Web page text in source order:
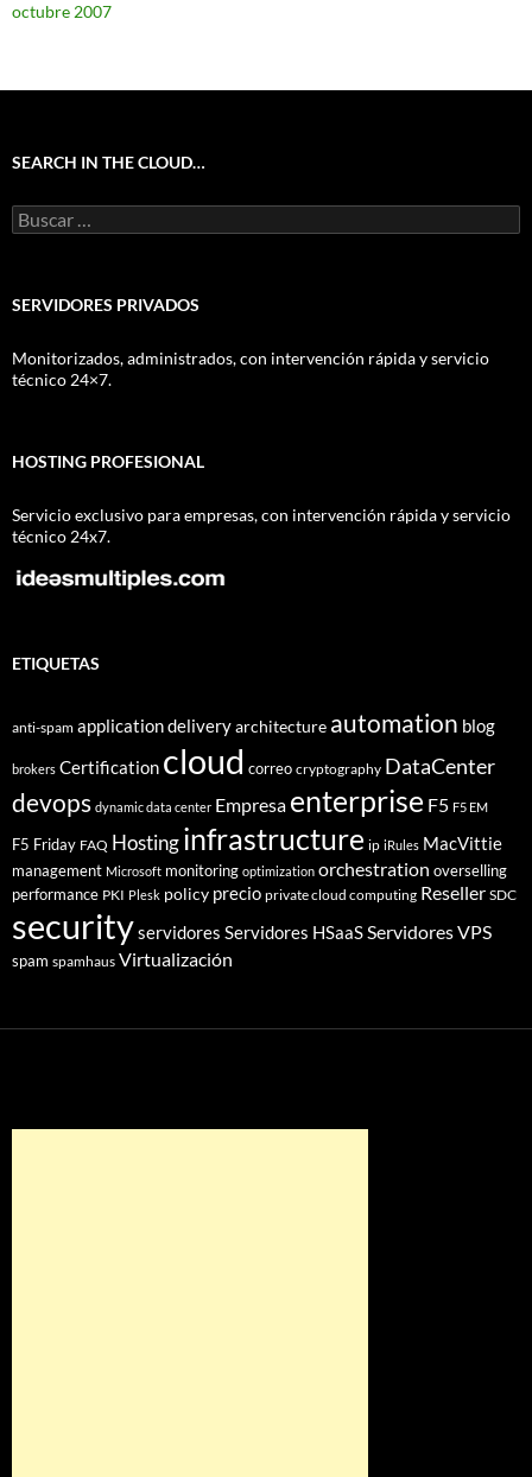
octubre 2007
SEARCH IN THE CLOUD…
Buscar:
SERVIDORES PRIVADOS
Monitorizados, administrados, con intervención rápida y servicio
técnico 24×7.
HOSTING PROFESIONAL
Servicio exclusivo para empresas, con intervención rápida y servicio
técnico 24x7.
ETIQUETAS
anti-spam application deliveryarchitecture automation blog
brokers Certification cloud correo cryptography DataCenter
devops dynamic data center Empresa enterprise F5 F5 EM
F5 Friday FAQ Hostinginfrastructure ip iRules MacVittie
management Microsoft monitoring optimization orchestration overselling
performance PKI Plesk policy precio private cloud computing Reseller SDC
securityservidores Servidores HSaaSServidores VPS
spam spamhaus Virtualización